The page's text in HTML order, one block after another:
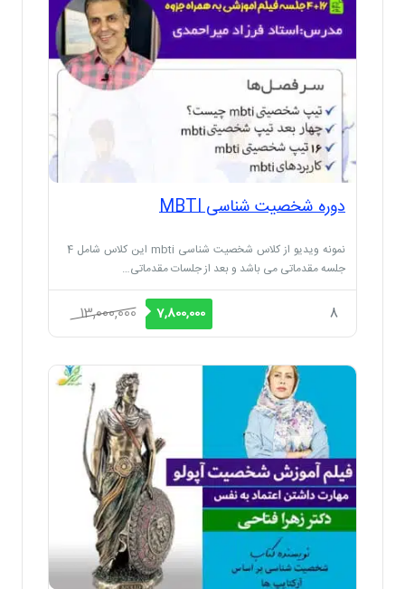
دوره شخصیت شناسی MBTI
نمونه ویدیو از کلاس شخصیت شناسی mbti این کلاس شامل 4
جلسه مقدماتی می باشد و بعد از جلسات مقدماتی…
8
13,000,000
قیمت
اصلی
13,000,000 ریال
7,800,000 قیمت
فعلی
7,800,000 ریال
است.